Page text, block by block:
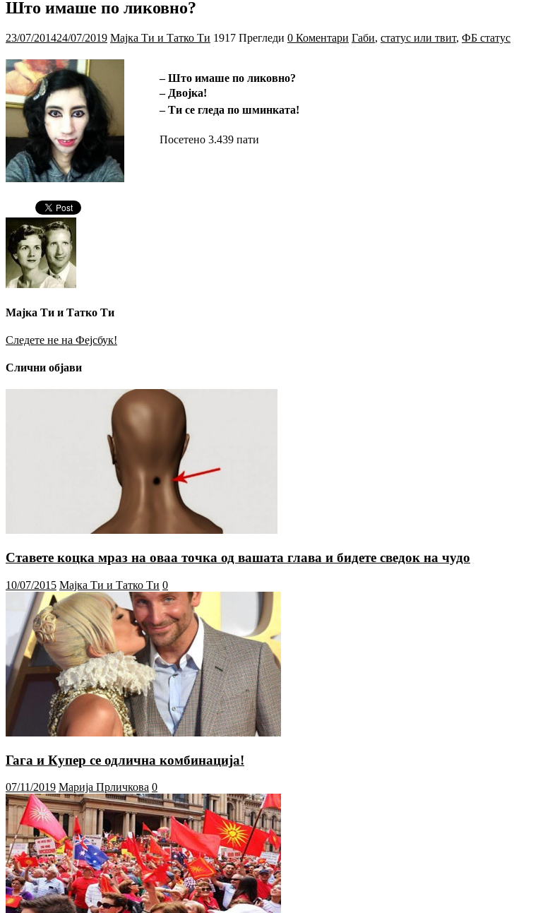
Што имаше по ликовно?
23/07/201424/07/2019 Мајка Ти и Татко Ти 1917 Прегледи 0 Коментари Габи, статус или твит, ФБ статус
– Што имаше по ликовно?
– Двојка!
– Ти се гледа по шминката!
Посетено 3.439 пати
Мајка Ти и Татко Ти
Следете не на Фејсбук!
Слични објави
Ставете коцка мраз на оваа точка од вашата глава и бидете сведок на чудо
10/07/2015 Мајка Ти и Татко Ти 0
Гага и Купер се одлична комбинација!
07/11/2019 Марија Прличкова 0